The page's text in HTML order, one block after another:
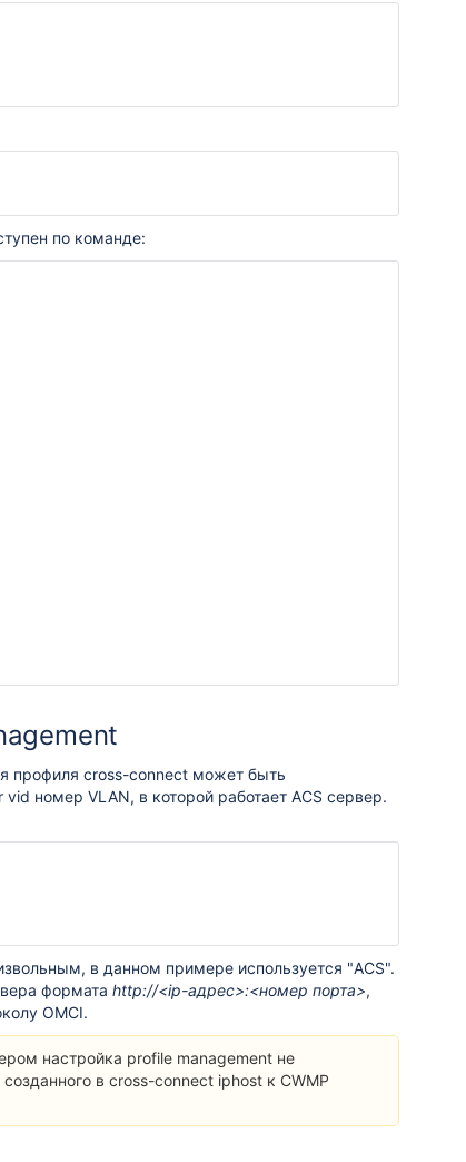
по команде:
профиля cross-connect может быть
номер VLAN, в которой работает ACS сервер.
в данном примере используется "ACS".
формата http://<ip-адрес>:<номер порта>,
OMCI.
настройка profile management не
в cross-connect iphost к CWMP